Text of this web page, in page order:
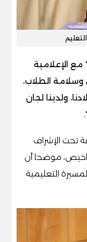
مع الإعلامية
وسلامة الطلاب،
ولدينا لجان
تحت الإشراف
موضحا أن
التعليمية